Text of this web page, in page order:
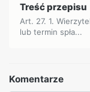
Treść przepisu
Art. 27. 1.
lub termin spła...
Komentarze